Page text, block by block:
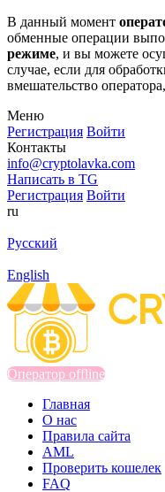
В данный момент
обменные операции
режиме, и вы можете
случае, если для
вмешательство
Меню
Регистрация Войти
Контакты
info@cryptolavka.com
Написать в TG
Регистрация Войти
ru
Русский
English
Оператор offline
Главная
О нас
Правила сайта
AML
Проверить кошелек
FAQ